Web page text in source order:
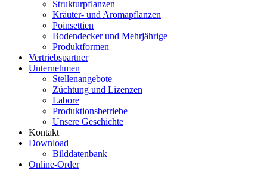
Strukturpflanzen
Kräuter- und Aromapflanzen
Poinsettien
Bodendecker und Mehrjährige
Produktformen
Vertriebspartner
Unternehmen
Stellenangebote
Züchtung und Lizenzen
Labore
Produktionsbetriebe
Unsere Geschichte
Kontakt
Download
Bilddatenbank
Online-Order